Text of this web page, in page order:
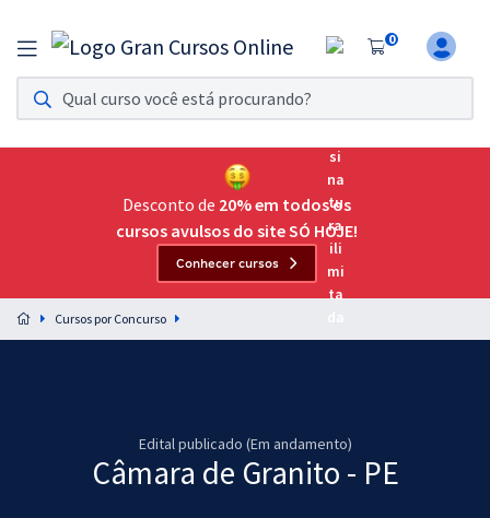
0
Assinatura Ilimitada 11
Acesso a todos os cursos. Teste grátis por 7 dias!
Assinatura OAB Até Passar
Acesso ilimitado a toda preparação para o Exame da
Preparação completa e intensiva para as principais
residências em saúde do Brasil
Cursos 20% OFF
Desconto de 20% em todos os
cursos avulsos do site SÓ HOJE!
Conhecer cursos
Cursos por Concurso
Edital publicado (Em andamento)
Câmara de Granito - PE